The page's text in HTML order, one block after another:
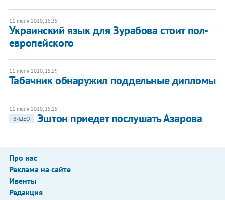
11 июня 2010, 15:35
Украинский язык для Зурабова стоит пол-
европейского
11 июня 2010, 15:29
Табачник обнаружил поддельные дипломы
11 июня 2010, 15:25
ВИДЕО
Эштон приедет послушать Азарова
Про нас
Реклама на сайте
Ивенты
Редакция